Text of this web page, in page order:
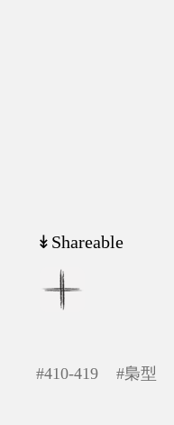
↡Shareable
#410-419 #梟型